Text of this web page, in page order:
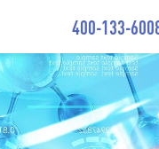
400-133-